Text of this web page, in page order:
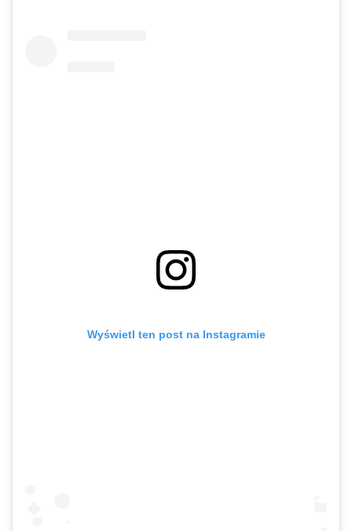
Wyświetl ten post na Instagramie